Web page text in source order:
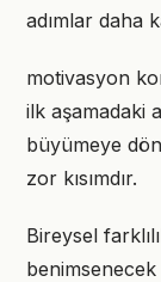
adımlar daha
motivasyon
ilk aşamadaki
büyümeye
zor kısımdır.
Bireysel